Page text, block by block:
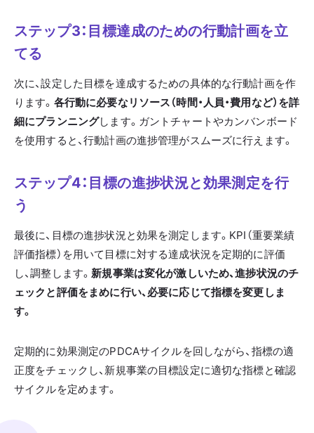
ステップ3：目標達成のための行動計画を立
てる
次に、設定した目標を達成するための具体的な行動計画を作
ります。 各行動に必要なリソース（時間・人員・費用など）を詳
細にプランニングします。ガントチャートやカンバンボード
を使用すると、行動計画の進捗管理がスムーズに行えます。
ステップ4：目標の進捗状況と効果測定を行
う
最後に、目標の進捗状況と効果を測定します。KPI（重要業績
評価指標）を用いて目標に対する達成状況を定期的に評価
し、調整します。新規事業は変化が激しいため、進捗状況のチ
ェックと評価をまめに行い、必要に応じて指標を変更しま
す。
定期的に効果測定のPDCAサイクルを回しながら、指標の適
正度をチェックし、新規事業の目標設定に適切な指標と確認
サイクルを定めます。